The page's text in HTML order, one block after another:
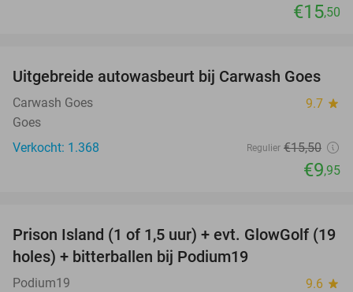
€15,50
36%
Uitgebreide autowasbeurt bij Carwash Goes
Carwash Goes 9.7 star
Goes
Verkocht: 1.368
Regulier €15,50
€9,95
36%
Prison Island (1 of 1,5 uur) + evt. GlowGolf (19
holes) + bitterballen bij Podium19
Podium19 9.6 star